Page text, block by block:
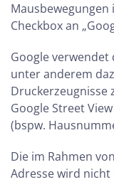
Mausbewegungen
Checkbox an
Google
unter anderem
Druckerzeugnisse
Google Street
(bspw.
Die im Rahmen
Adresse wird